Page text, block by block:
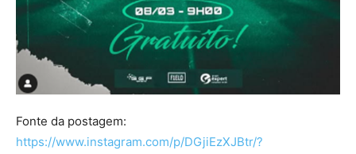
Fonte da postagem:
https://www.instagram.com/p/DGjiEzXJBtr/?